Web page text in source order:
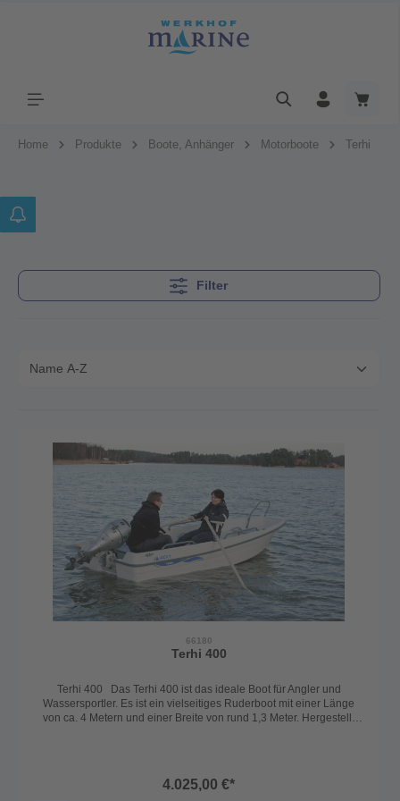
Home Produkte Boote, Anhänger Motorboote Terhi
Filter
66180
Terhi 400
Terhi 400 Das Terhi 400 ist das ideale Boot für Angler und
Wassersportler. Es ist ein vielseitiges Ruderboot mit einer Länge
von ca. 4 Metern und einer Breite von rund 1,3 Meter. Hergestellt
Das offene Design ermöglicht es mehrere Personen bequem zu
4.025,00 €*